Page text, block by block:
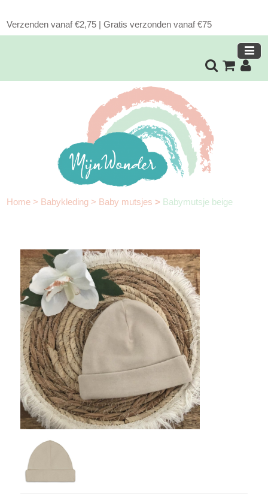
Verzenden vanaf €2,75 | Gratis verzonden vanaf €75
Home > Babykleding > Baby mutsjes> Babymutsje beige